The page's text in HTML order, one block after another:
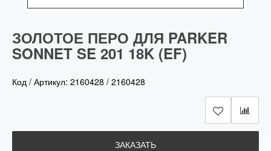
ЗОЛОТОЕ ПЕРО ДЛЯ PARKER
SONNET SE 201 18K (EF)
Код / Артикул: 2160428 / 2160428
ЗАКАЗАТЬ